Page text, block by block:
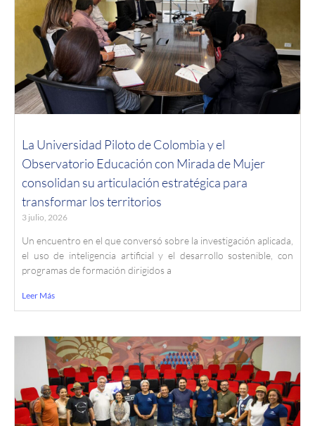
La Universidad Piloto de Colombia y el
Observatorio Educación con Mirada de Mujer
consolidan su articulación estratégica para
transformar los territorios
3 julio, 2026
Un encuentro en el que conversó sobre la investigación aplicada,
el uso de inteligencia artificial y el desarrollo sostenible, con
programas de formación dirigidos a
Leer Más